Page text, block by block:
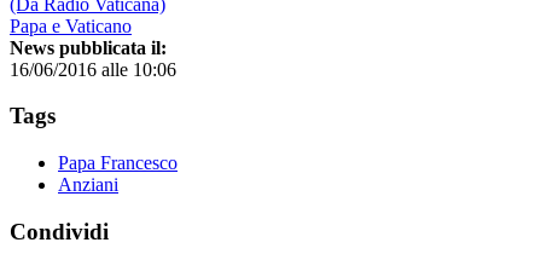
Papa e Vaticano
News pubblicata il:
16/06/2016 alle 10:06
Tags
Papa Francesco
Anziani
Condividi